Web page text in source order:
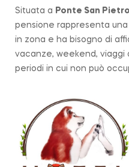
Situata a Ponte San Pietro
pensione rappresenta
in zona e ha bisogno di
vacanze, weekend, viaggi
periodi in cui non può